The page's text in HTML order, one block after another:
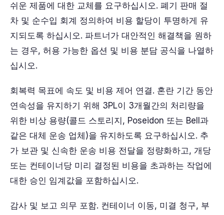
쉬운 제품에 대한 교체를 요구하십시오. 폐기 판매 절
차 및 순수입 회계 정의하여 비용 할당이 투명하게 유
지되도록 하십시오. 파트너가 대안적인 해결책을 원하
는 경우, 허용 가능한 옵션 및 비용 분담 공식을 나열하
십시오.
회복력 목표에 속도 및 비용 제어 연결. 혼란 기간 동안
연속성을 유지하기 위해 3PL이 3개월간의 처리량을
위한 비상 용량(콜드 스토리지, Poseidon 또는 Bell과
같은 대체 운송 업체)을 유지하도록 요구하십시오. 추
가 보관 및 신속한 운송 비용 전달을 정량화하고, 개당
또는 컨테이너당 미리 결정된 비용을 초과하는 작업에
대한 승인 임계값을 포함하십시오.
감사 및 보고 의무 포함. 컨테이너 이동, 미결 청구, 부